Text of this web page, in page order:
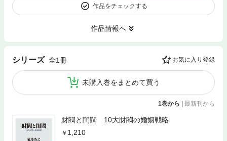
作品をチェックする
作品情報へ
シリーズ 全1冊 お気に入り登録
未購入巻をまとめて買う
1巻から 最新刊から
財閥と閨閥 10大財閥の婚姻戦略
1,210